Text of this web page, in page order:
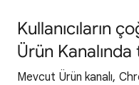
Kullanıcıların
Ürün
Mevcut Ürün kanalı,